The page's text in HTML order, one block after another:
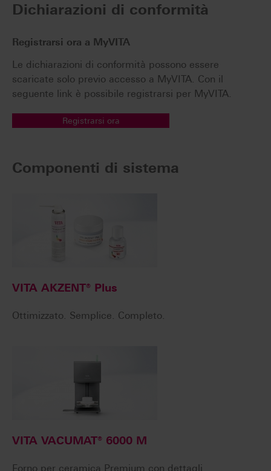
Dichiarazioni di conformità
Registrarsi ora a MyVITA
Le dichiarazioni di conformità possono essere
scaricate solo previo accesso a MyVITA. Con il
seguente link è possibile registrarsi per MyVITA.
Registrarsi ora
Componenti di sistema
VITA AKZENT® Plus
Ottimizzato. Semplice. Completo.
VITA VACUMAT® 6000 M
Forno per ceramica Premium con dettagli